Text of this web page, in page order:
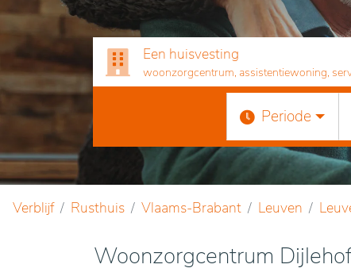
Een huisvesting
woonzorgcentrum, assistentiewoning,
Periode
Verblijf Rusthuis Vlaams-Brabant Leuven
Woonzorgcentrum Dijlehof